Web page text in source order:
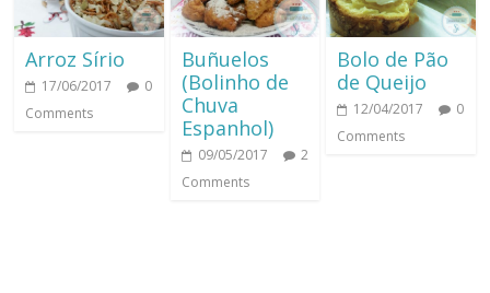
Arroz Sírio
17/06/2017
0
Comments
Buñuelos
(Bolinho de
Chuva
Espanhol)
09/05/2017
2
Comments
Bolo de Pão
de Queijo
12/04/2017
0
Comments